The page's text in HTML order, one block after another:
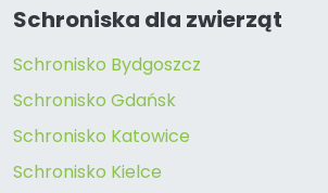
Schroniska dla zwierząt
Schronisko Bydgoszcz
Schronisko Gdańsk
Schronisko Katowice
Schronisko Kielce